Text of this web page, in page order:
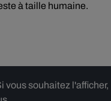
à taille humaine.
vous souhaitez l'afficher,